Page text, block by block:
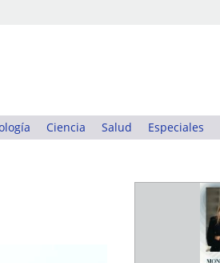
Ciencia Salud Especiales